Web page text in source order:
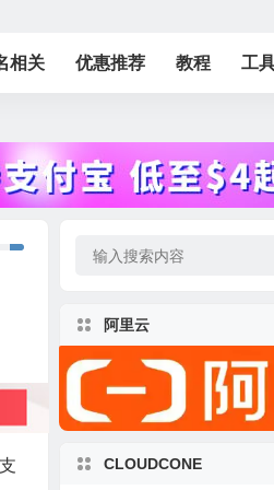
相关 优惠推荐 教程 工
阿里云
CLOUDCONE